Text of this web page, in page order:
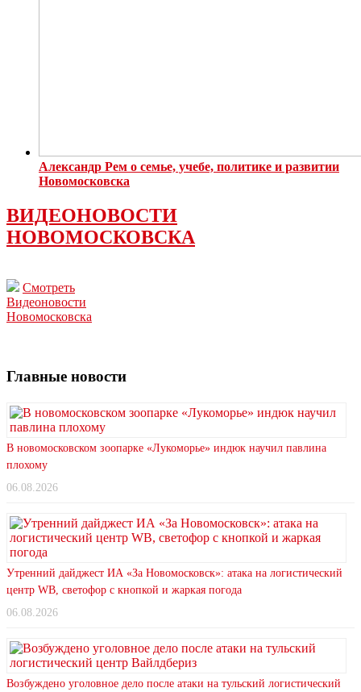
Александр Рем о семье, учебе, политике и развитии
Новомосковска
ВИДЕОНОВОСТИ
НОВОМОСКОВСКА
Смотреть
Видеоновости
Новомосковска
Главные новости
В новомосковском зоопарке «Лукоморье» индюк научил павлина
плохому
06.08.2026
Утренний дайджест ИА «За Новомосковск»: атака на логистический
центр WB, светофор с кнопкой и жаркая погода
06.08.2026
Возбуждено уголовное дело после атаки на тульский логистический